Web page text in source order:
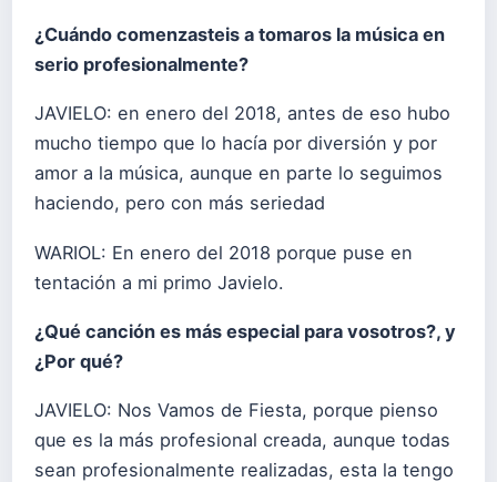
¿Cuándo comenzasteis a tomaros la música en
serio profesionalmente?
JAVIELO: en enero del 2018, antes de eso hubo
mucho tiempo que lo hacía por diversión y por
amor a la música, aunque en parte lo seguimos
haciendo, pero con más seriedad
WARIOL: En enero del 2018 porque puse en
tentación a mi primo Javielo.
¿Qué canción es más especial para vosotros?, y
¿Por qué?
JAVIELO: Nos Vamos de Fiesta, porque pienso
que es la más profesional creada, aunque todas
sean profesionalmente realizadas, esta la tengo